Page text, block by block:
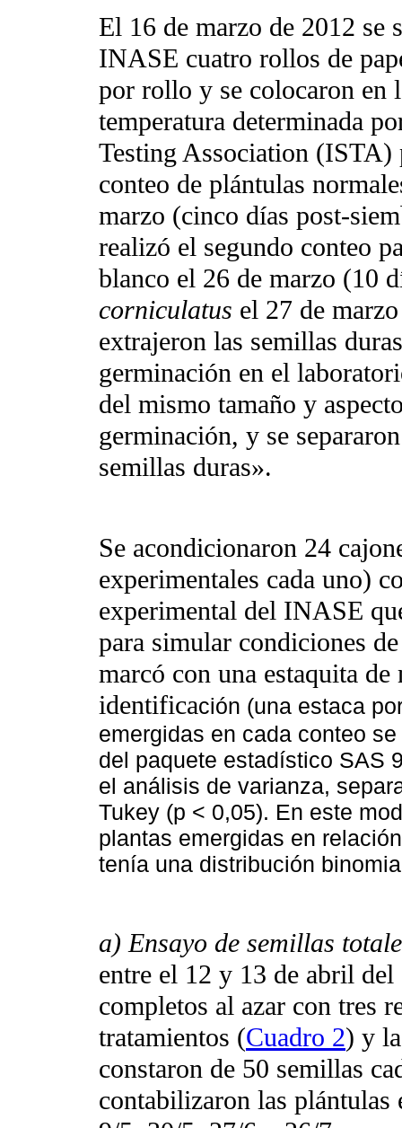
El 16 de marzo de 2012 se
INASE cuatro rollos de
por rollo y se colocaron en
temperatura determinada
Testing Association (ISTA)
conteo de plántulas
marzo (cinco días post-
realizó el segundo conteo
blanco el 26 de marzo (10
corniculatus el 27 de
extrajeron las semillas
germinación en el
del mismo tamaño y
germinación, y se
semillas duras».
Se acondicionaron 24
experimentales cada uno)
experimental del INASE
para simular condiciones
marcó con una estaquita de
identificación (una estaca
emergidas en cada conteo
del paquete estadístico SAS
el análisis de varianza,
Tukey (p < 0,05). En este
plantas emergidas en
tenía una distribución
a) Ensayo de semillas
entre el 12 y 13 de abril
completos al azar con tres
tratamientos (Cuadro 2) y
constaron de 50 semillas
contabilizaron las